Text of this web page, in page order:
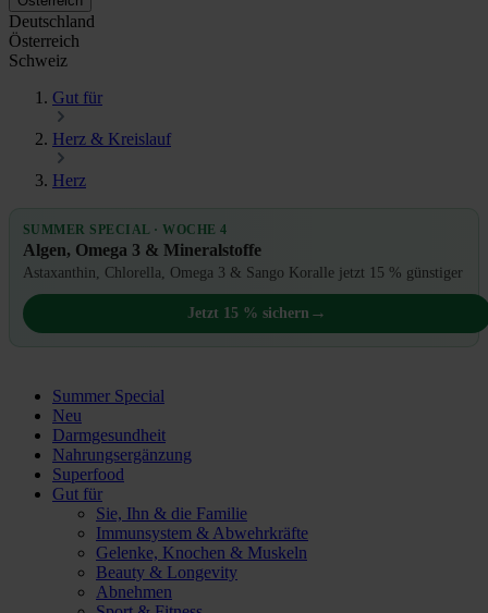
Deutschland
Österreich
Schweiz
Gut für
Herz & Kreislauf
Herz
SUMMER SPECIAL · WOCHE 4
Algen, Omega 3 & Mineralstoffe
Astaxanthin, Chlorella, Omega 3 & Sango Koralle jetzt 15 % günstiger
Jetzt 15 % sichern →
Summer Special
Neu
Darmgesundheit
Nahrungsergänzung
Superfood
Gut für
Sie, Ihn & die Familie
Immunsystem & Abwehrkräfte
Gelenke, Knochen & Muskeln
Beauty & Longevity
Abnehmen